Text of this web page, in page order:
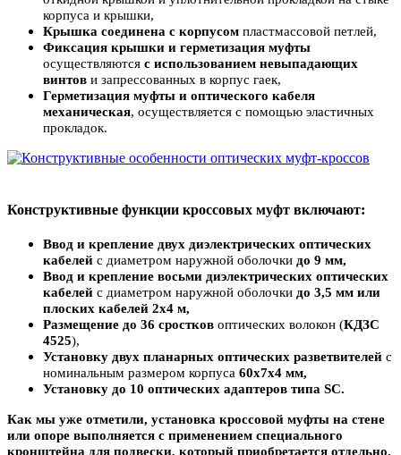
корпуса и крышки,
Крышка соединена с корпусом пластмассовой петлей,
Фиксация крышки и герметизация муфты
осуществляются с использованием невыпадающих
винтов и запрессованных в корпус гаек,
Герметизация муфты и оптического кабеля
механическая, осуществляется с помощью эластичных
прокладок.
Конструктивные функции кроссовых муфт включают:
Ввод и крепление двух диэлектрических оптических
кабелей с диаметром наружной оболочки до 9 мм,
Ввод и крепление восьми диэлектрических оптических
кабелей с диаметром наружной оболочки до 3,5 мм или
плоских кабелей 2х4 м,
Размещение до 36 сростков оптических волокон (КДЗС
4525),
Установку двух планарных оптических разветвителей с
номинальным размером корпуса 60х7х4 мм,
Установку до 10 оптических адаптеров типа SC.
Как мы уже отметили, установка кроссовой муфты на стене
или опоре выполняется с применением специального
кронштейна для подвески, который приобретается отдельно.